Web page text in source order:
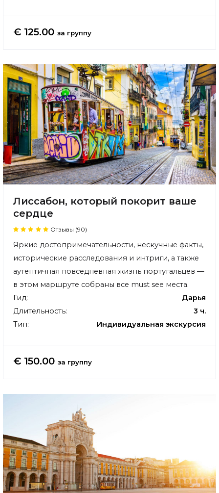
€ 125.00 за группу
Лиссабон, который покорит ваше
сердце
Отзывы (90)
Яркие достопримечательности, нескучные факты,
исторические расследования и интриги, а также
аутентичная повседневная жизнь португальцев —
в этом маршруте собраны все must see места.
Гид:
Дарья
Длительность:
3 ч.
Тип:
Индивидуальная экскурсия
€ 150.00 за группу